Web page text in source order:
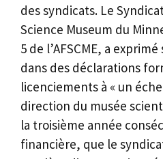
des syndicats. Le
Science Museum du
5 de l’AFSCME, a
dans des déclarations
licenciements à « un
direction du musée
la troisième année
financière, que le